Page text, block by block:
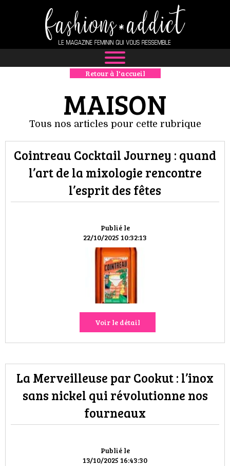
NEWS
MODE
LUXE
DÉFILÉS
BOUTIQUE
CULTURE
HIGH TECH
MAISON
AUTO
LIEUX TENDANCES
BEAUTÉ
MODE DE RUE
JEUNES CRÉATEURS
HISTOIRE DES MARQUES
Retour à l'accueil
MAISON
Tous nos articles pour cette rubrique
Publié le
22/10/2025 10:32:13
Cointreau Cocktail Journey : quand
l’art de la mixologie rencontre
l’esprit des fêtes
Voir le détail
Publié le
13/10/2025 16:43:30
La Merveilleuse par Cookut : l’inox
sans nickel qui révolutionne nos
fourneaux